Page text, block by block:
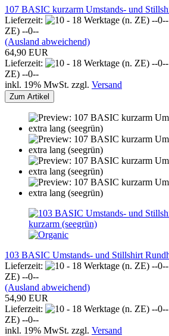
107 BASIC kurzarm Umstands- und
Lieferzeit:
ZE) --0--
(Ausland abweichend)
64,90 EUR
Lieferzeit:
ZE) --0--
inkl. 19% MwSt. zzgl. Versand
Zum Artikel
103 BASIC Umstands- und Stillshirt
Lieferzeit:
ZE) --0--
(Ausland abweichend)
54,90 EUR
Lieferzeit:
ZE) --0--
inkl. 19% MwSt. zzgl. Versand